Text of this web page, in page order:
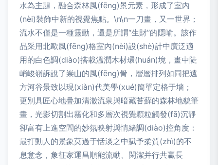
水為主題，融合森林風(fēng)景元素，形成了室內
(nèi)裝飾中新的視覺焦點。\n\n一刀畫，又一世界；
流水不僅是一種靈動，還是所謂“生財”的隱喻。該作
品采用北歐風(fēng)格室內(nèi)設(shè)計中廣泛適
用的白色調(diào)搭載溫潤木材環(huán)境，畫中陡
峭峻嶺訴說了崇山的風(fēng)骨，層層排列如同把遠
方河谷景致以現(xiàn)代美學(xué)簡單定格于墻；
更別具匠心地疊加清澈流泉與暗藏苔蘚的森林地貌筆
畫，光影切割出霧化和多層次視覺顆粒觸發(fā)沉靜
卻富有上進空間的妙氛映射與情緒調(diào)控角度：
最打動人的景象莫過于恬淡之中賦予柔質(zhì)的不
息意念，象征家運昌順能流動、閑潔并行共贏長